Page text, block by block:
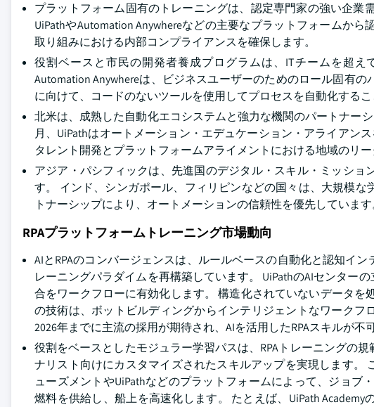
プラットフォーム固有のトレーニングは、認定専門家の強い企業
UiPathやAutomation Anywhereなどの主要なプラットフォームか
取り組みにおける内部コンプライアンスを確保します。
役割ベースと市民の開発者養成プログラムは、ITチームを超え
Automation Anywhereは、ビジネスユーザーのためのロール固有
に向けて、コードのないツールを使用してプロセスを自動化するこ
北米は、成熟した自動化エコシステムと強力な機関のパートナー
月、UiPathはオートメーション・エデュケーション・アライアン
タレント開発とプラットフォームアライメントにおける地域のリー
アジア・パシフィックは、先進国のデジタル・スキル・ミッシ
す。 インド、シンガポール、フィリピンなどの国々は、大規模
トナーシップにより、オートメーションの信頼性を優先しています
RPAプラットフォームトレーニング市場動向
AIとRPAのコンバージェンスは、ルールベースの自動化と認知イ
レーニングパラダイムを再構築しています。 UiPathのAIセンター
合をワークフローに有効化します。 構造化されていないデータ
の技術は、ボットビルディングからインテリジェントなワークフ
2026年までに主流の採用が期待され、AIを活用したRPAスキルが不
役割をベースとしたモジュラー学習パスは、RPAトレーニングの
ナリスト向けにカスタマイズされたスキルアップを実現します。
ューズメントやUiPathなどのプラットフォームによって、ジョブ
燃料を供給し、船上を高速化します。 たとえば、UiPath